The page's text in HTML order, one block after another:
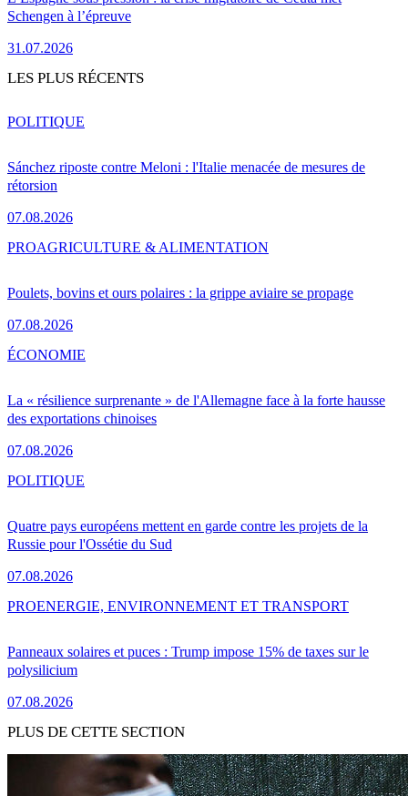
Schengen à l’épreuve
31.07.2026
LES PLUS RÉCENTS
Sánchez riposte contre Meloni : l'Italie menacée de mesures de
rétorsion
07.08.2026
POLITIQUE
Poulets, bovins et ours polaires : la grippe aviaire se propage
07.08.2026
PROAGRICULTURE & ALIMENTATION
La « résilience surprenante » de l'Allemagne face à la forte hausse
des exportations chinoises
07.08.2026
ÉCONOMIE
Quatre pays européens mettent en garde contre les projets de la
Russie pour l'Ossétie du Sud
07.08.2026
POLITIQUE
Panneaux solaires et puces : Trump impose 15% de taxes sur le
polysilicium
07.08.2026
PROENERGIE, ENVIRONNEMENT ET TRANSPORT
PLUS DE CETTE SECTION